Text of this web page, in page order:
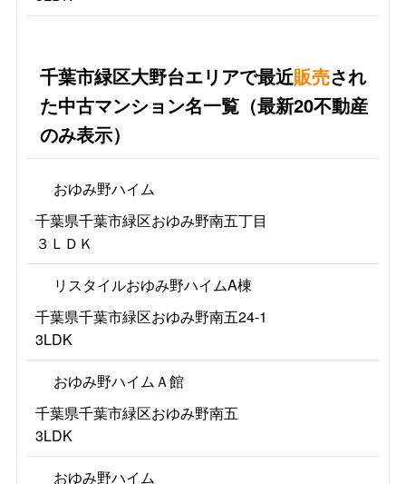
千葉市緑区大野台エリアで最近販売され
た中古マンション名一覧（最新20不動産
のみ表示）
おゆみ野ハイム
千葉県千葉市緑区おゆみ野南五丁目
３ＬＤＫ
リスタイルおゆみ野ハイムA棟
千葉県千葉市緑区おゆみ野南五24-1
3LDK
おゆみ野ハイムＡ館
千葉県千葉市緑区おゆみ野南五
3LDK
おゆみ野ハイム